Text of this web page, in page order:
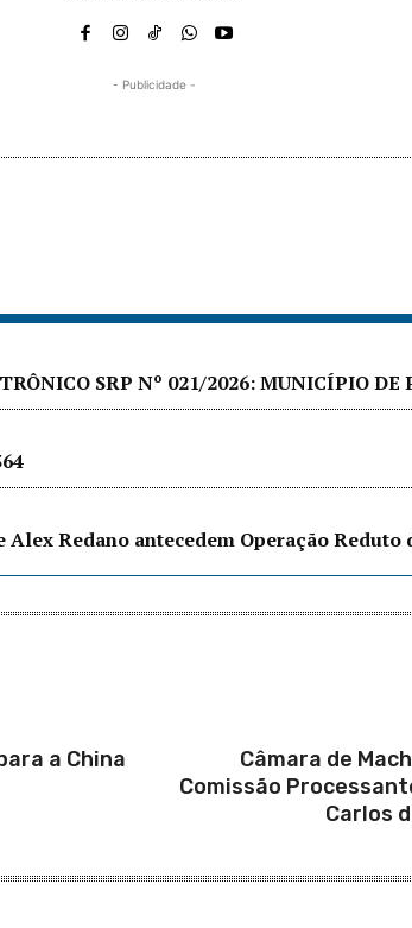
- Publicidade -
SRP Nº 021/2026: MUNICÍPIO DE
Redano antecedem Operação Reduto
a China
Câmara de
Comissão
Carlos